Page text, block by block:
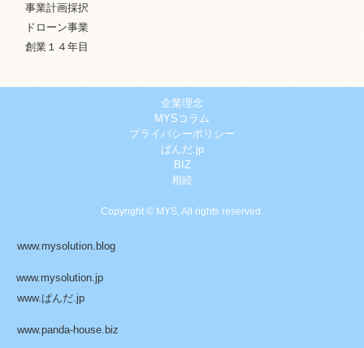
事業計画採択
ドローン事業
創業１４年目
企業理念
MYSコラム
プライバシーポリシー
ぱんだ.jp
BIZ
相続
Copyright © MYS, All rights reserved.
www.mysolution.blog
www.mysolution.jp
www.ぱんだ.jp
www.panda-house.biz